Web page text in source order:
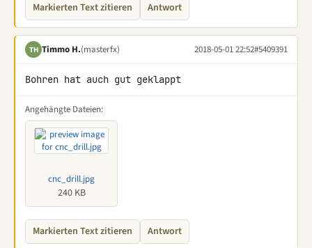
Markierten Text zitieren Antwort
TH Timmo H.(masterfx) 2018-05-01 22:52#5409391
Bohren hat auch gut geklappt
Angehängte Dateien:
cnc_drill.jpg
240 KB
Markierten Text zitieren Antwort